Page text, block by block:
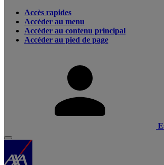
Accès rapides
Accéder au menu
Accéder au contenu principal
Accéder au pied de page